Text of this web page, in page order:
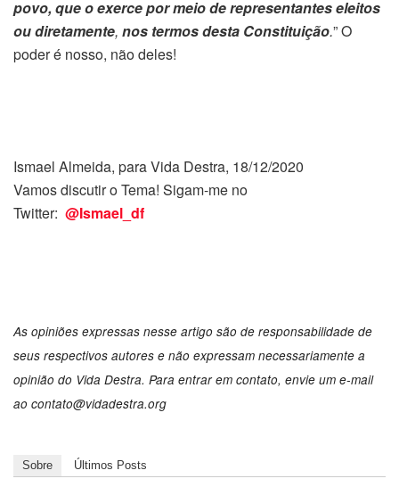
povo, que o exerce por meio de representantes eleitos
ou diretamente, nos termos desta Constituição.” O
poder é nosso, não deles!
Ismael Almeida, para Vida Destra, 18/12/2020
Vamos discutir o Tema! Sigam-me no
Twitter: @Ismael_df
As opiniões expressas nesse artigo são de responsabilidade de
seus respectivos autores e não expressam necessariamente a
opinião do Vida Destra. Para entrar em contato, envie um e-mail
ao contato@vidadestra.org
Sobre Últimos Posts